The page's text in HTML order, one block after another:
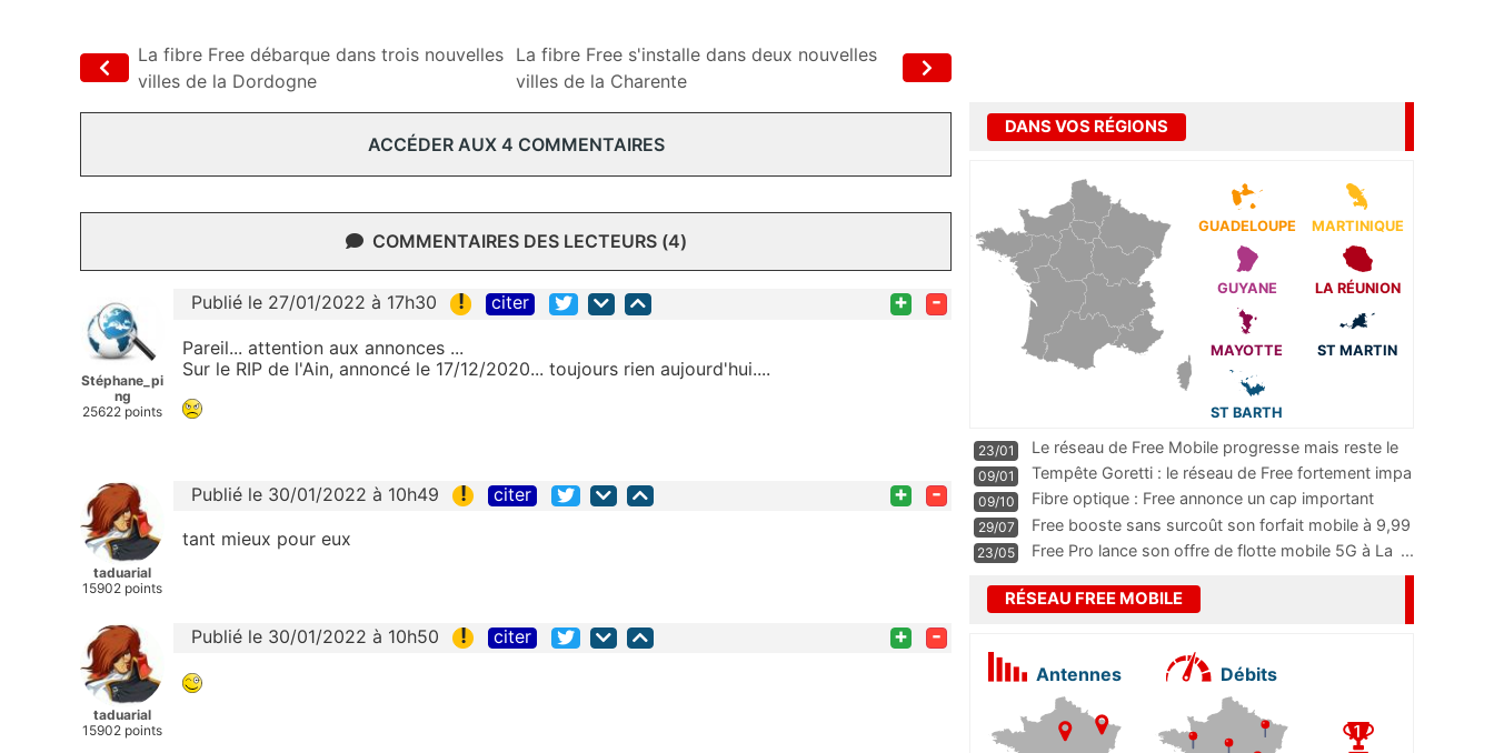
La fibre Free débarque dans trois nouvelles
villes de la Dordogne
La fibre Free s'installe dans deux nouvelles
villes de la Charente
ACCÉDER AUX 4 COMMENTAIRES
COMMENTAIRES DES LECTEURS (4)
Stéphane_pi
ng
25622 points
Publié le 27/01/2022 à 17h30 ! citer + -
Pareil... attention aux annonces ...
Sur le RIP de l'Ain, annoncé le 17/12/2020... toujours rien aujourd'hui....
taduarial
15902 points
Publié le 30/01/2022 à 10h49 ! citer + -
tant mieux pour eux
taduarial
15902 points
Publié le 30/01/2022 à 10h50 ! citer + -
DANS VOS RÉGIONS
GUADELOUPE MARTINIQUE
GUYANE LA RÉUNION
MAYOTTE ST MARTIN
ST BARTH
23/01
Le réseau de Free Mobile progresse mais reste le
m
...
09/01
Tempête Goretti : le réseau de Free fortement impa
09/10
Fibre optique : Free annonce un cap important
pass
...
29/07
Free booste sans surcoût son forfait mobile à 9,99
23/05 Free Pro lance son offre de flotte mobile 5G à La ...
RÉSEAU FREE MOBILE
Antennes Débits